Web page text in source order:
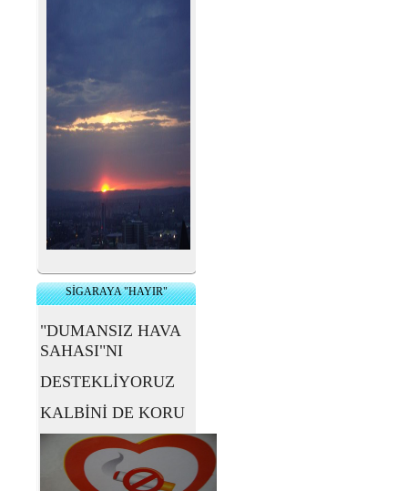
SİGARAYA "HAYIR"
"DUMANSIZ HAVA
SAHASI"NI
DESTEKLİYORUZ
KALBİNİ DE KORU